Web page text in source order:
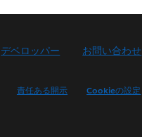
デベロッパー お問い合わせ
責任ある開示 Cookieの設定